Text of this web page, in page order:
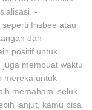
-
frisbee atau
dan
positif untuk
membuat waktu
mereka untuk
memahami seluk-
lanjut, kamu bisa